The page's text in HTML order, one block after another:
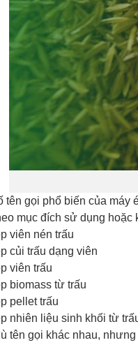
tên gọi phổ biến của máy
mục đích sử dụng
viên nén trấu
củi trấu dạng viên
viên trấu
biomass từ trấu
pellet trấu
nhiên liệu sinh khối từ
tên gọi khác nhau,